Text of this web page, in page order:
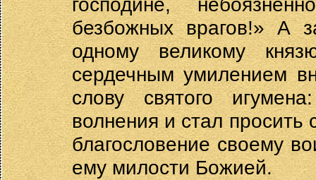
безбожных врагов!» А
одному великому
сердечным умилением
слову святого
волнения и стал просить
благословение своему
ему милости Божией.